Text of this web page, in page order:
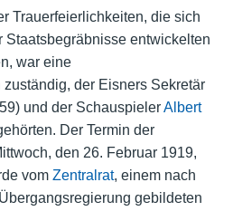
Trauerfeierlichkeiten, die sich
Staatsbegräbnisse entwickelten
war eine
der Eisners Sekretär
und der SchauspielerAlbert
Der Termin der
den 26. Februar 1919,
vom Zentralrat, einem nach
gebildeten